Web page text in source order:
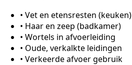
• Vet en etensresten (keuken)
• Haar en zeep (badkamer)
• Wortels in afvoerleiding
• Oude, verkalkte leidingen
• Verkeerde afvoer gebruik